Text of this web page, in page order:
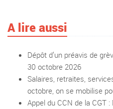
A lire aussi
Dépôt d’un préavis de
30 octobre 2026
Salaires, retraites,
octobre, on se mobilise
Appel du CCN de la CGT